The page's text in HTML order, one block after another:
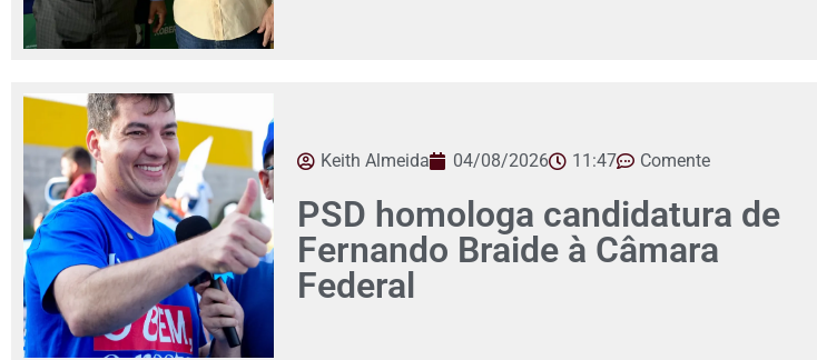
Keith Almeida 04/08/2026 11:47 Comente
PSD homologa candidatura de
Fernando Braide à Câmara
Federal